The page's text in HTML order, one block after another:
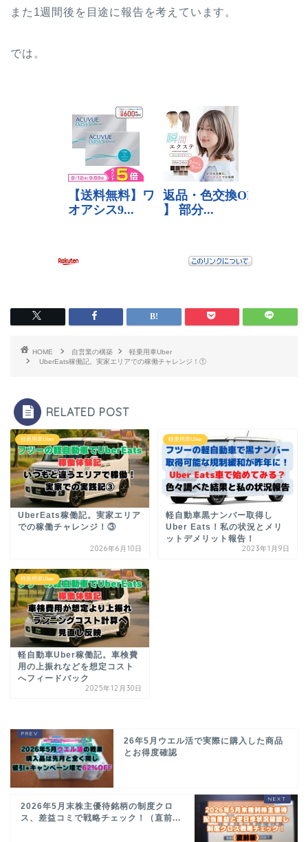
また1週間後を目途に報告を考えています。
では。
HOME 自営業の構築
軽乗用車Uber
UberEats稼働記。実家エリアでの稼働チャレンジ！①
RELATED POST
軽乗用車Uber
UberEats稼働記。実家エリア
での稼働チャレンジ！③
2026年6月10日
軽乗用車Uber
軽自動車黒ナンバー取得し
Uber Eats！私の状況とメリ
ットデメリット報告！
2023年1月9日
軽乗用車Uber
軽自動車Uber稼働記。車検費
用の上振れなどを想定コスト
へフィードバック
2025年12月30日
26年5月ウエル活で実際に購入した商品
とお得度確認
2026年5月末株主優待銘柄の制度クロ
ス、差益コミで戦略チェック！（直前...